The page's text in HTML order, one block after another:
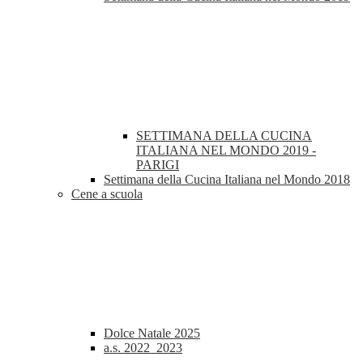
SETTIMANA DELLA CUCINA
ITALIANA NEL MONDO 2019 -
PARIGI
Settimana della Cucina Italiana nel Mondo 2018
Cene a scuola
Dolce Natale 2025
a.s. 2022_2023